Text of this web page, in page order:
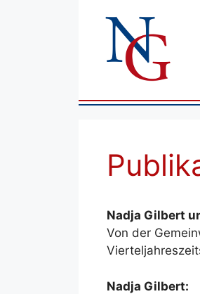
Nadja Gilbert
Von der
Nadja Gilbert: